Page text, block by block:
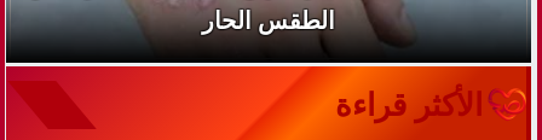
الطقس الحار
الأكثر قراءة